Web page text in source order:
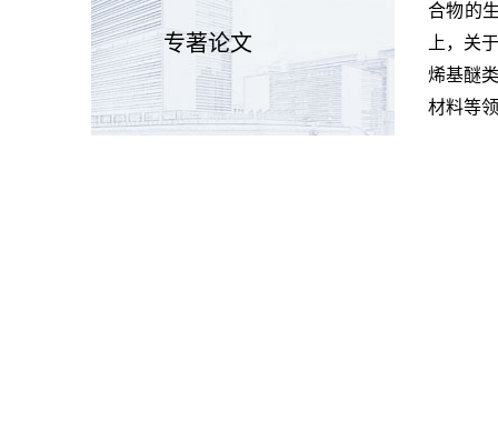
专著论文
合物的
上，关
烯基醚
材料等